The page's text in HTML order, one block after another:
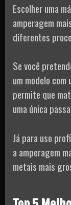
Escolher uma
amperagem
diferentes
Se você
um modelo
permite que
uma única
Já para uso
a amperagem
metais mais